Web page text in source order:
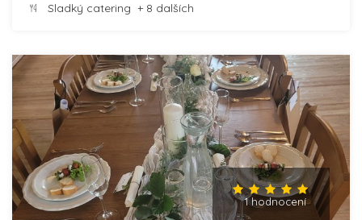
Sladký catering + 8 dalších
1 hodnocení